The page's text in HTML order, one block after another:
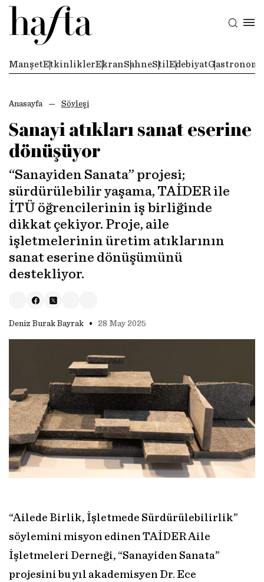
ManşetEtkinliklerEkranSahneStil EdebiyatGastronomi
Anasayfa Söyleşi
Sanayi atıkları sanat eserine
dönüşüyor
“Sanayiden Sanata” projesi;
sürdürülebilir yaşama, TAİDER ile
İTÜ öğrencilerinin iş birliğinde
dikkat çekiyor. Proje, aile
işletmelerinin üretim atıklarının
sanat eserine dönüşümünü
destekliyor.
Deniz Burak Bayrak • 28 May 2025
“Ailede Birlik, İşletmede Sürdürülebilirlik”
söylemini misyon edinen TAİDER Aile
İşletmeleri Derneği, “Sanayiden Sanata”
projesini bu yıl akademisyen Dr. Ece